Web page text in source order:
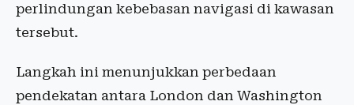
perlindungan kebebasan navigasi di kawasan
tersebut.
Langkah ini menunjukkan perbedaan
pendekatan antara London dan Washington